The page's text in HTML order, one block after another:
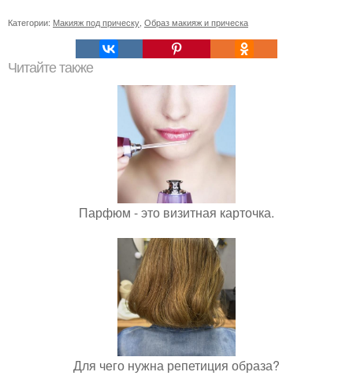
Категории: Макияж под прическу Образ макияж и прическа
Читайте также
Парфюм - это визитная карточка.
Для чего нужна репетиция образа?